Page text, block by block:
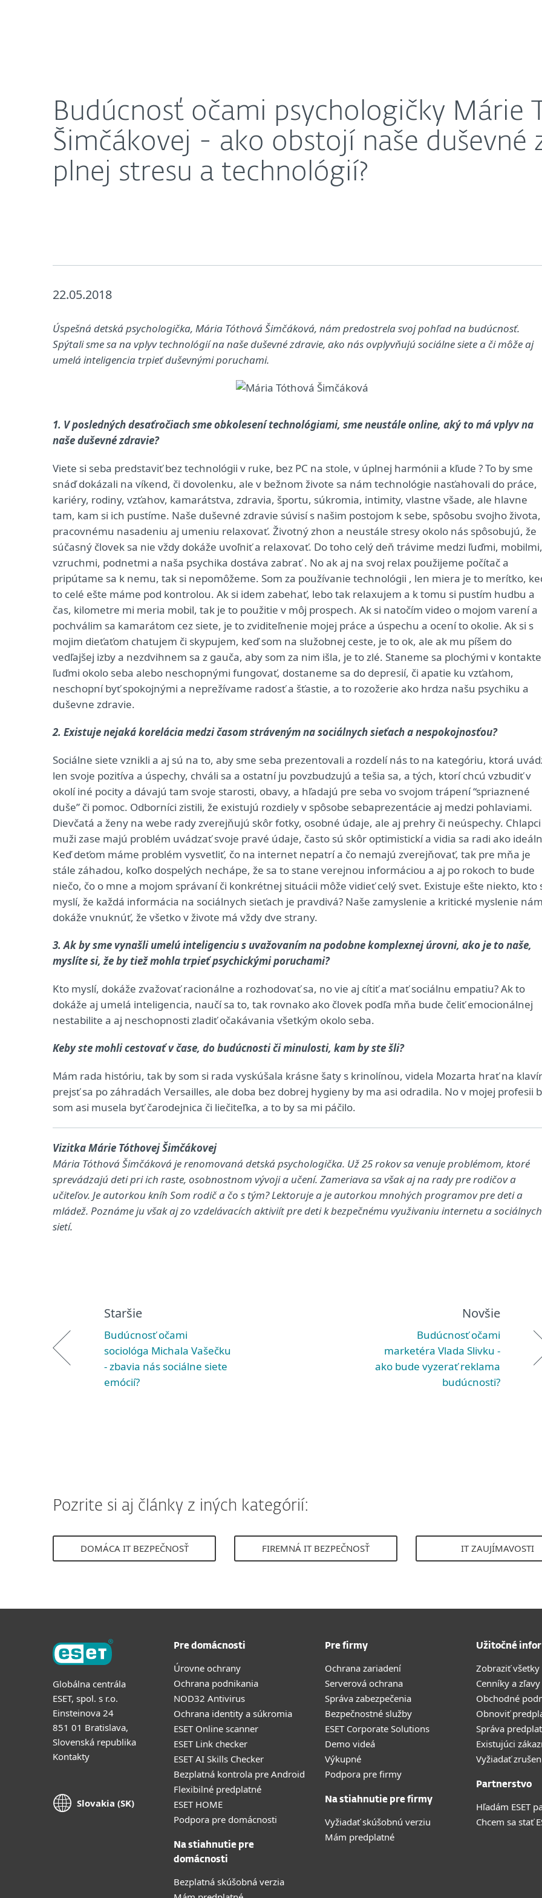
Budúcnosť očami psychologičky Márie
Šimčákovej - ako obstojí naše duševné
plnej stresu a technológií?
22.05.2018
Úspešná detská psychologička, Mária Tóthová Šimčáková, nám predostrela svoj pohľad na budúcnosť.
Spýtali sme sa na vplyv technológií na naše duševné zdravie, ako nás ovplyvňujú sociálne siete a či môže aj
umelá inteligencia trpieť duševnými poruchami.
1. V posledných desaťročiach sme obkolesení technológiami, sme neustále online, aký to má vplyv na
naše duševné zdravie?
Viete si seba predstaviť bez technológii v ruke, bez PC na stole, v úplnej harmónii a kľude ? To by sme
snáď dokázali na víkend, či dovolenku, ale v bežnom živote sa nám technológie nasťahovali do práce,
kariéry, rodiny, vzťahov, kamarátstva, zdravia, športu, súkromia, intimity, vlastne všade, ale hlavne
tam, kam si ich pustíme. Naše duševné zdravie súvisí s našim postojom k sebe, spôsobu svojho života,
pracovnému nasadeniu aj umeniu relaxovať. Životný zhon a neustále stresy okolo nás spôsobujú, že
súčasný človek sa nie vždy dokáže uvoľniť a relaxovať. Do toho celý deň trávime medzi ľuďmi, mobilmi,
vzruchmi, podnetmi a naša psychika dostáva zabrať . No ak aj na svoj relax použijeme počítač a
pripútame sa k nemu, tak si nepomôžeme. Som za používanie technológii , len miera je to merítko,
to celé ešte máme pod kontrolou. Ak si idem zabehať, lebo tak relaxujem a k tomu si pustím hudbu a
čas, kilometre mi meria mobil, tak je to použitie v môj prospech. Ak si natočím video o mojom varení a
pochválim sa kamarátom cez siete, je to zviditeľnenie mojej práce a úspechu a ocení to okolie. Ak si s
mojim dieťaťom chatujem či skypujem, keď som na služobnej ceste, je to ok, ale ak mu píšem do
vedľajšej izby a nezdvihnem sa z gauča, aby som za nim išla, je to zlé. Staneme sa plochými v
ľuďmi okolo seba alebo neschopnými fungovať, dostaneme sa do depresií, či apatie ku vzťahom,
neschopní byť spokojnými a neprežívame radosť a šťastie, a to rozožerie ako hrdza našu psychiku a
duševne zdravie.
2. Existuje nejaká korelácia medzi časom stráveným na sociálnych sieťach a nespokojnosťou?
Sociálne siete vznikli a aj sú na to, aby sme seba prezentovali a rozdelí nás to na kategóriu, ktorá
len svoje pozitíva a úspechy, chváli sa a ostatní ju povzbudzujú a tešia sa, a tých, ktorí chcú vzbudiť v
okolí iné pocity a dávajú tam svoje starosti, obavy, a hľadajú pre seba vo svojom trápení “spriaznené
duše” či pomoc. Odborníci zistili, že existujú rozdiely v spôsobe sebaprezentácie aj medzi pohlaviami.
Dievčatá a ženy na webe rady zverejňujú skôr fotky, osobné údaje, ale aj prehry či neúspechy.
muži zase majú problém uvádzať svoje pravé údaje, často sú skôr optimistickí a vidia sa radi ako
Keď deťom máme problém vysvetliť, čo na internet nepatrí a čo nemajú zverejňovať, tak pre mňa je
stále záhadou, koľko dospelých nechápe, že sa to stane verejnou informáciou a aj po rokoch to bude
niečo, čo o mne a mojom správaní či konkrétnej situácii môže vidieť celý svet. Existuje ešte niekto, kto
myslí, že každá informácia na sociálnych sieťach je pravdivá? Naše zamyslenie a kritické myslenie
dokáže vnuknúť, že všetko v živote má vždy dve strany.
3. Ak by sme vynašli umelú inteligenciu s uvažovaním na podobne komplexnej úrovni, ako je to naše,
myslíte si, že by tiež mohla trpieť psychickými poruchami?
Kto myslí, dokáže zvažovať racionálne a rozhodovať sa, no vie aj cítiť a mať sociálnu empatiu? Ak to
dokáže aj umelá inteligencia, naučí sa to, tak rovnako ako človek podľa mňa bude čeliť emocionálnej
nestabilite a aj neschopnosti zladiť očakávania všetkým okolo seba.
Keby ste mohli cestovať v čase, do budúcnosti či minulosti, kam by ste šli?
Mám rada históriu, tak by som si rada vyskúšala krásne šaty s krinolínou, videla Mozarta hrať na
prejsť sa po záhradách Versailles, ale doba bez dobrej hygieny by ma asi odradila. No v mojej profesii
som asi musela byť čarodejnica či liečiteľka, a to by sa mi páčilo.
Vizitka Márie Tóthovej Šimčákovej
Mária Tóthová Šimčáková je renomovaná detská psychologička. Už 25 rokov sa venuje problémom, ktoré
sprevádzajú deti pri ich raste, osobnostnom vývoji a učení. Zameriava sa však aj na rady pre rodičov a
učiteľov. Je autorkou kníh Som rodič a čo s tým? Lektoruje a je autorkou mnohých programov pre deti a
mládež. Poznáme ju však aj zo vzdelávacích aktiviít pre deti k bezpečnému využivaniu internetu a sociálnych
sietí.
Staršie
Budúcnosť očami
sociológa Michala Vašečku
- zbavia nás sociálne siete
emócií?
Novšie
Budúcnosť očami
marketéra Vlada Slivku -
ako bude vyzerať reklama
budúcnosti?
Pozrite si aj články z iných kategórií:
DOMÁCA IT BEZPEČNOSŤ FIREMNÁ IT BEZPEČNOSŤ IT ZAUJÍMAVOSTI
Globálna centrála
ESET, spol. s r.o.
Einsteinova 24
851 01 Bratislava,
Slovenská republika
Kontakty
Slovakia (SK)
Pre domácnosti
Úrovne ochrany
Ochrana podnikania
NOD32 Antivirus
Ochrana identity a súkromia
ESET Online scanner
ESET Link checker
ESET AI Skills Checker
Bezplatná kontrola pre Android
Flexibilné predplatné
ESET HOME
Podpora pre domácnosti
Na stiahnutie pre
domácnosti
Bezplatná skúšobná verzia
Pre firmy
Ochrana zariadení
Serverová ochrana
Správa zabezpečenia
Bezpečnostné služby
ESET Corporate Solutions
Demo videá
Výkupné
Podpora pre firmy
Na stiahnutie pre firmy
Vyžiadať skúšobnú verziu
Mám predplatné
Užitočné
Zobraziť
Cenníky a zľavy
Obchodné
Obnoviť
Správa
Existujúci
Vyžiadať
Partnerstvo
Hľadám ESET
Chcem sa stať